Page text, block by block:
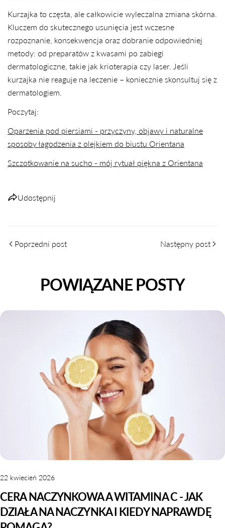
Kurzajka to częsta, ale całkowicie wyleczalna zmiana skórna.
Kluczem do skutecznego usunięcia jest wczesne
rozpoznanie, konsekwencja oraz dobranie odpowiedniej
metody: od preparatów z kwasami po zabiegi
dermatologiczne, takie jak krioterapia czy laser. Jeśli
kurzajka nie reaguje na leczenie – koniecznie skonsultuj się z
dermatologiem.
Poczytaj:
Oparzenia pod piersiami - przyczyny, objawy i naturalne
sposoby łagodzenia z olejkiem do biustu Orientana
Szczotkowanie na sucho - mój rytuał piękna z Orientana
Udostępnij
Poprzedni post Następny post
POWIĄZANE POSTY
22 kwiecień 2026
CERA NACZYNKOWA A WITAMINA C - JAK
DZIAŁA NA NACZYNKA I KIEDY NAPRAWDĘ